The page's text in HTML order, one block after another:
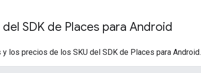
SDK de Places para Android
los precios de los SKU del SDK de Places para Android.